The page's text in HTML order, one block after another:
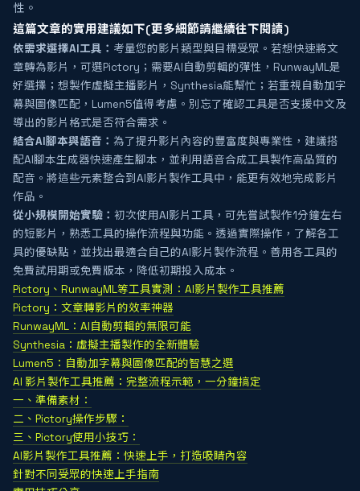
性。
這篇文章的實用建議如下(更多細節請繼續往下閱讀)
依需求選擇AI工具： 考量您的影片類型與目標受眾。若想快速將文
章轉為影片，可選Pictory；需要AI自動剪輯的彈性，RunwayML是
好選擇；想製作虛擬主播影片，Synthesia能幫忙；若重視自動加字
幕與圖像匹配，Lumen5值得考慮。別忘了確認工具是否支援中文及
導出的影片格式是否符合需求。
結合AI腳本與語音： 為了提升影片內容的豐富度與專業性，建議搭
配AI腳本生成器快速產生腳本，並利用語音合成工具製作高品質的
配音。將這些元素整合到AI影片製作工具中，能更有效地完成影片
作品。
從小規模開始實驗： 初次使用AI影片工具，可先嘗試製作1分鐘左右
的短影片，熟悉工具的操作流程與功能。透過實際操作，了解各工
具的優缺點，並找出最適合自己的AI影片製作流程。善用各工具的
免費試用期或免費版本，降低初期投入成本。
Pictory、RunwayML等工具實測：AI影片製作工具推薦
Pictory：文章轉影片的效率神器
RunwayML：AI自動剪輯的無限可能
Synthesia：虛擬主播製作的全新體驗
Lumen5：自動加字幕與圖像匹配的智慧之選
AI 影片製作工具推薦：完整流程示範，一分鐘搞定
一、準備素材：
二、Pictory操作步驟：
三、Pictory使用小技巧：
AI影片製作工具推薦：快速上手，打造吸睛內容
針對不同受眾的快速上手指南